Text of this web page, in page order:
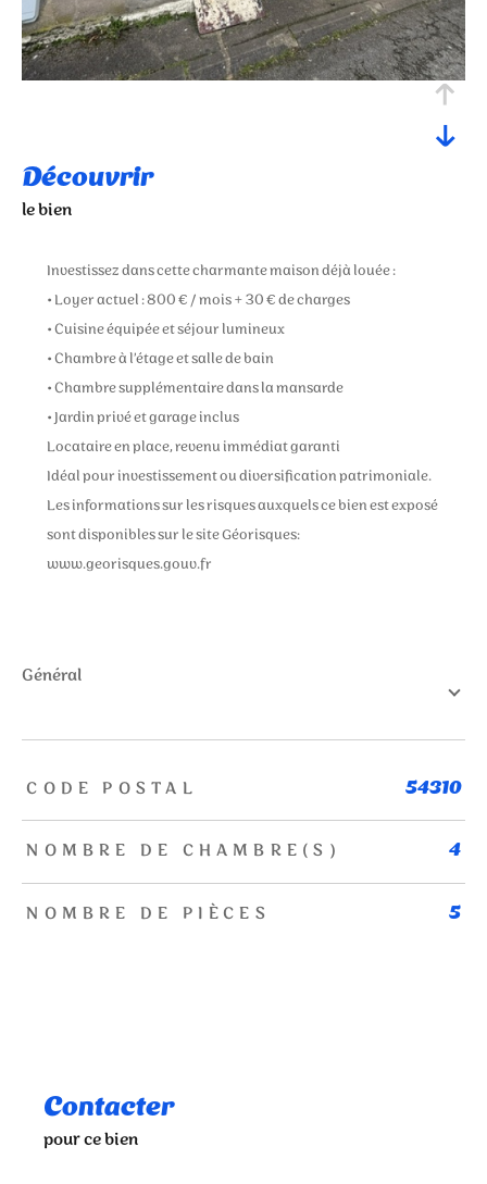
découvrir
le bien
Investissez dans cette charmante maison déjà louée :
• Loyer actuel : 800 € / mois + 30 € de charges
• Cuisine équipée et séjour lumineux
• Chambre à l’étage et salle de bain
• Chambre supplémentaire dans la mansarde
• Jardin privé et garage inclus
Locataire en place, revenu immédiat garanti
Idéal pour investissement ou diversification patrimoniale.
Les informations sur les risques auxquels ce bien est exposé
sont disponibles sur le site Géorisques:
www.georisques.gouv.fr
général
TRAD_ZEPHYR_Caracteristique TRAD_ZEPHYR_Valeurs
CODE POSTAL 54310
NOMBRE DE CHAMBRE(S) 4
NOMBRE DE PIÈCES 5
Contacter
pour ce bien